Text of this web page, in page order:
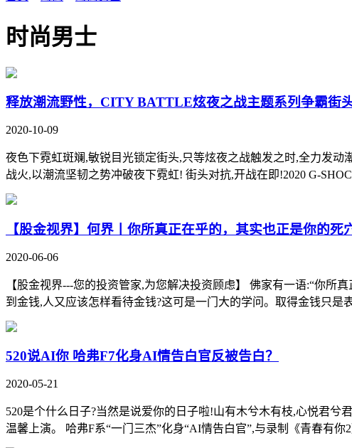
时尚男士
释放潮流野性，CITY BATTLE炫夜之战主题系列争霸街头
2020-10-09
夜色下霓虹斑斓,敏锐目光锁定街头,只等炫夜之战触发之时,全力发
战火,以潮流坚韧之势冲破夜下霓虹! 街头对抗,开战在即!2020 G-
【股金视界】何界丨你所真正在乎的，其实也正是你的死
2020-06-06
【股金视界---您的投资管家,为您解决投资顾虑】 佛家有一语:“你所
到金钱,人又应该怎样看待金钱?这可是一门大的学问。取得金钱只是
520说AI你 哈弗F7化身AI情告白官反被告白？
2020-05-21
520是个什么日子?当然是说爱你的日子啦!山有木兮木有枝,心悦君
温馨上演。 哈弗F系“一门三杰”化身“AI情告白官”,与录制《青春有你